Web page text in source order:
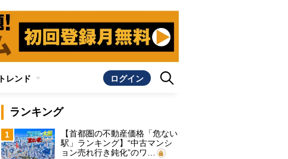
トレンド ログイン
ランキング
1
【首都圏の不動産価格「危ない
駅」ランキング】“中古マンシ
ョン売れ行き鈍化”のワ…